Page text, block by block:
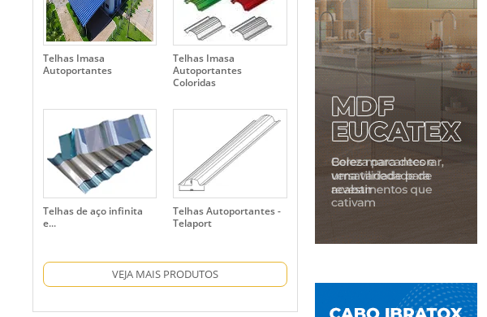
Telhas Imasa
Autoportantes
Telhas Imasa
Autoportantes
Coloridas
Telhas de aço infinita
e...
Telhas Autoportantes -
Telaport
VEJA MAIS PRODUTOS